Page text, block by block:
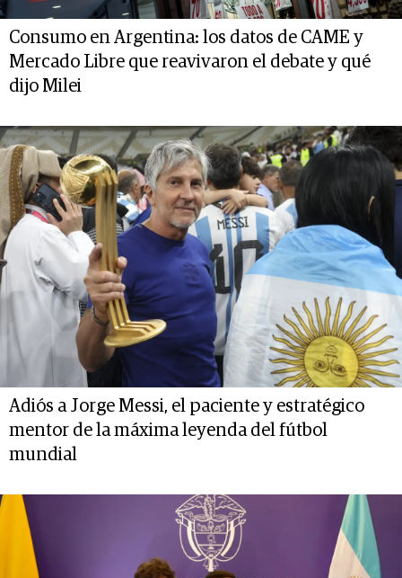
Consumo en Argentina: los datos de CAME y
Mercado Libre que reavivaron el debate y qué
dijo Milei
Adiós a Jorge Messi, el paciente y estratégico
mentor de la máxima leyenda del fútbol
mundial